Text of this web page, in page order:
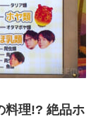
料理!? 絶品ホ